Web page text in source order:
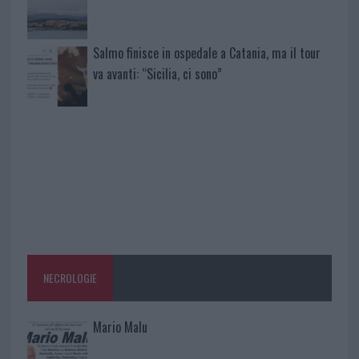
Salmo finisce in ospedale a Catania, ma il tour
va avanti: “Sicilia, ci sono”
NECROLOGIE
Mario Malu